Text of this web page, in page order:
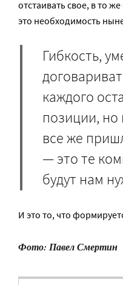
отстаивать свое, в то
это необходимость
Гибкость,
каждого
позиции,
все же
— это те
будут нам
И это то, что
Фото: Павел Смертин